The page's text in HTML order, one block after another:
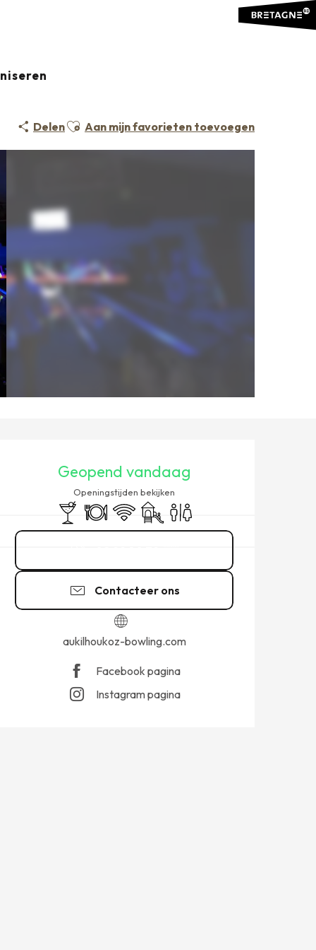
DelenAjouter aux favoris
Aan mijn favorieten toevoegen
Geopend vandaag
Openingstijden bekijken
Bar / Versnaperingsbar
Restaurant
Wifi Kinderspelen / Speelruimte
Toiletten
Contacteer ons
aukilhoukoz-bowling.com
Facebook pagina
Instagram pagina